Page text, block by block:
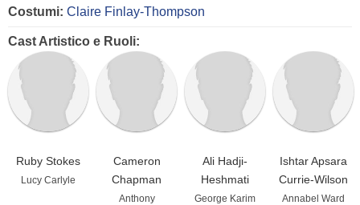
Costumi: Claire Finlay-Thompson
Cast Artistico e Ruoli:
Ruby Stokes
Lucy Carlyle
Cameron
Chapman
Anthony
Ali Hadji-
Heshmati
George Karim
Ishtar Apsara
Currie-Wilson
Annabel Ward